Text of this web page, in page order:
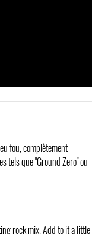
fou, complètement
tels que "Ground Zero" ou
rock mix. Add to it a little